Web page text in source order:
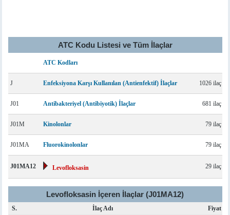
ATC Kodu Listesi ve Tüm İlaçlar
ATC Kodları
J Enfeksiyona Karşı Kullanılan (Antienfektif) İlaçlar 1026 ilaç
J01 Antibakteriyel (Antibiyotik) İlaçlar 681 ilaç
J01M Kinolonlar 79 ilaç
J01MA Fluorokinolonlar 79 ilaç
J01MA12 Levofloksasin 29 ilaç
Levofloksasin İçeren İlaçlar (J01MA12)
S. İlaç Adı Fiyat